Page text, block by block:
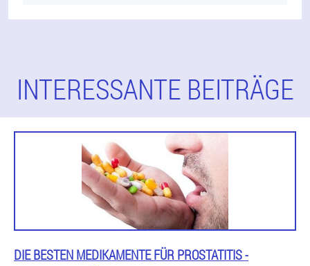
INTERESSANTE BEITRÄGE
DIE BESTEN MEDIKAMENTE FÜR PROSTATITIS -